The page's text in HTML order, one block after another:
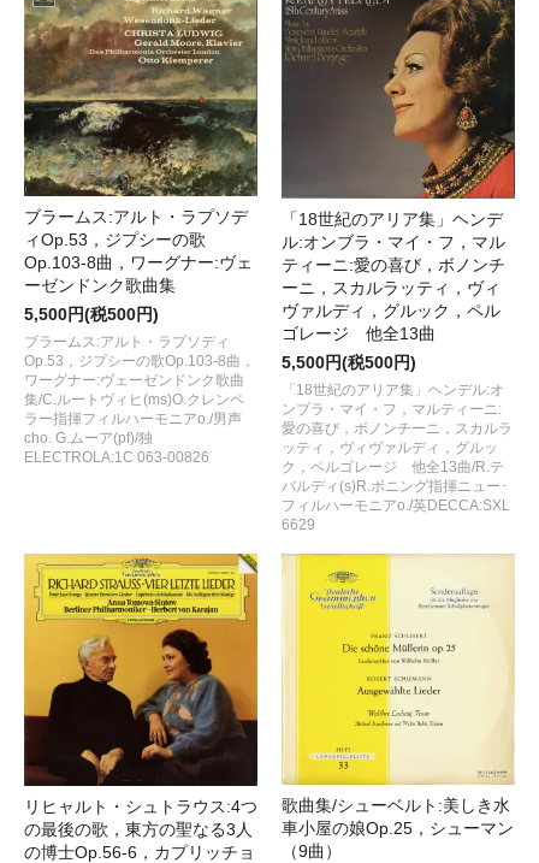
ブラームス:アルト・ラプソデ
ィOp.53，ジプシーの歌
Op.103-8曲，ワーグナー:ヴェ
ーゼンドンク歌曲集
5,500円(税500円)
ブラームス:アルト・ラプソディ
Op.53，ジプシーの歌Op.103-8曲，
ワーグナー:ヴェーゼンドンク歌曲
集/C.ルートヴィヒ(ms)O.クレンペ
ラー指揮フィルハーモニアo./男声
cho. G.ムーア(pf)/独
ELECTROLA:1C 063-00826
「18世紀のアリア集」ヘンデ
ル:オンブラ・マイ・フ，マル
ティーニ:愛の喜び，ボノンチ
ーニ，スカルラッティ，ヴィ
ヴァルディ，グルック，ペル
ゴレージ 他全13曲
5,500円(税500円)
「18世紀のアリア集」ヘンデル:オ
ンブラ・マイ・フ，マルティーニ:
愛の喜び，ボノンチーニ，スカルラ
ッティ，ヴィヴァルディ，グルッ
ク，ペルゴレージ 他全13曲/R.テ
バルディ(s)R.ボニング指揮ニュー･
フィルハーモニアo./英DECCA:SXL
6629
リヒャルト・シュトラウス:4つ
の最後の歌，東方の聖なる3人
の博士Op.56-6，カプリッチョ
歌曲集/シューベルト:美しき水
車小屋の娘Op.25，シューマン
（9曲）